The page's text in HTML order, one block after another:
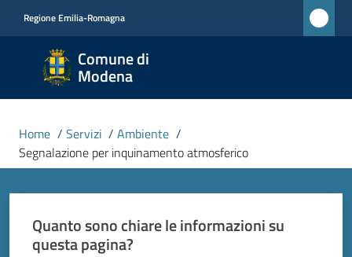
Regione Emilia-Romagna
Comune di
Modena
Comune
di
Modena
CIVICA
MONET
Amministrazione
Home / Servizi / Ambiente /
Segnalazione per inquinamento atmosferico
Quanto sono chiare le informazioni su
questa pagina?